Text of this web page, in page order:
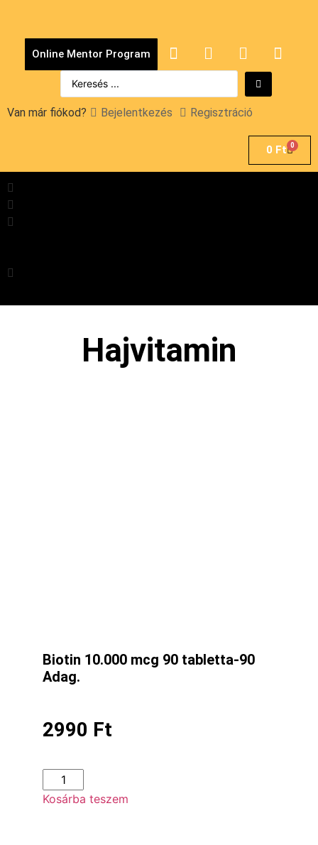
Online Mentor Program
Van már fiókod? Bejelentkezés Regisztráció
0 Ft 0
Hajvitamin
Biotin 10.000 mcg 90 tabletta-90
Adag.
2990 Ft
Kosárba teszem